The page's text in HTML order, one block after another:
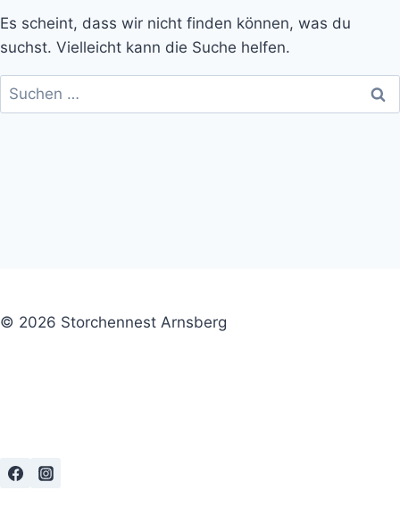
Es scheint, dass wir nicht finden können, was du
suchst. Vielleicht kann die Suche helfen.
Suchen
nach:
© 2026 Storchennest Arnsberg